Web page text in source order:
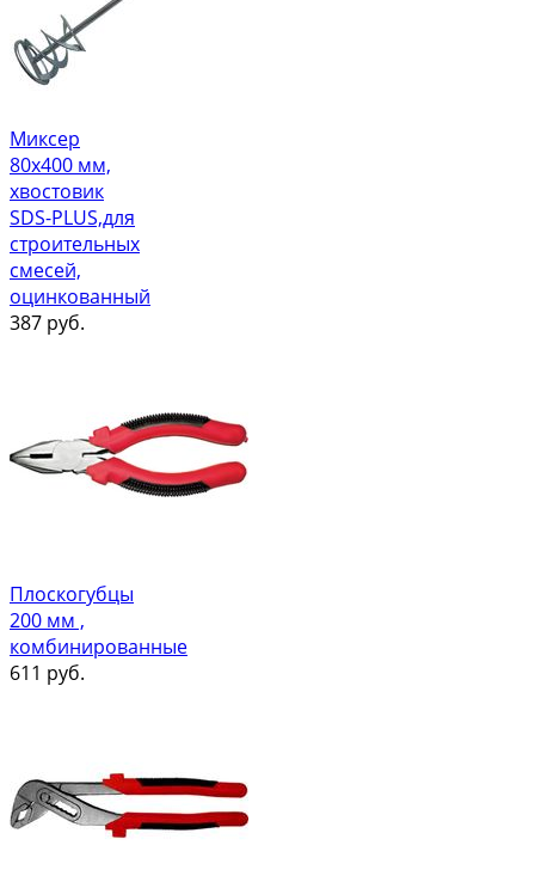
Миксер
80х400 мм,
хвостовик
SDS-PLUS,для
строительных
смесей,
оцинкованный
387 руб.
Плоскогубцы
200 мм ,
комбинированные
611 руб.